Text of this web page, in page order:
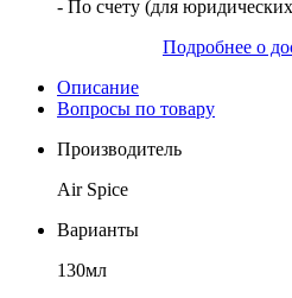
- По счету (для
Подробнее о
Описание
Вопросы по товару
Производитель
Air Spice
Варианты
130мл